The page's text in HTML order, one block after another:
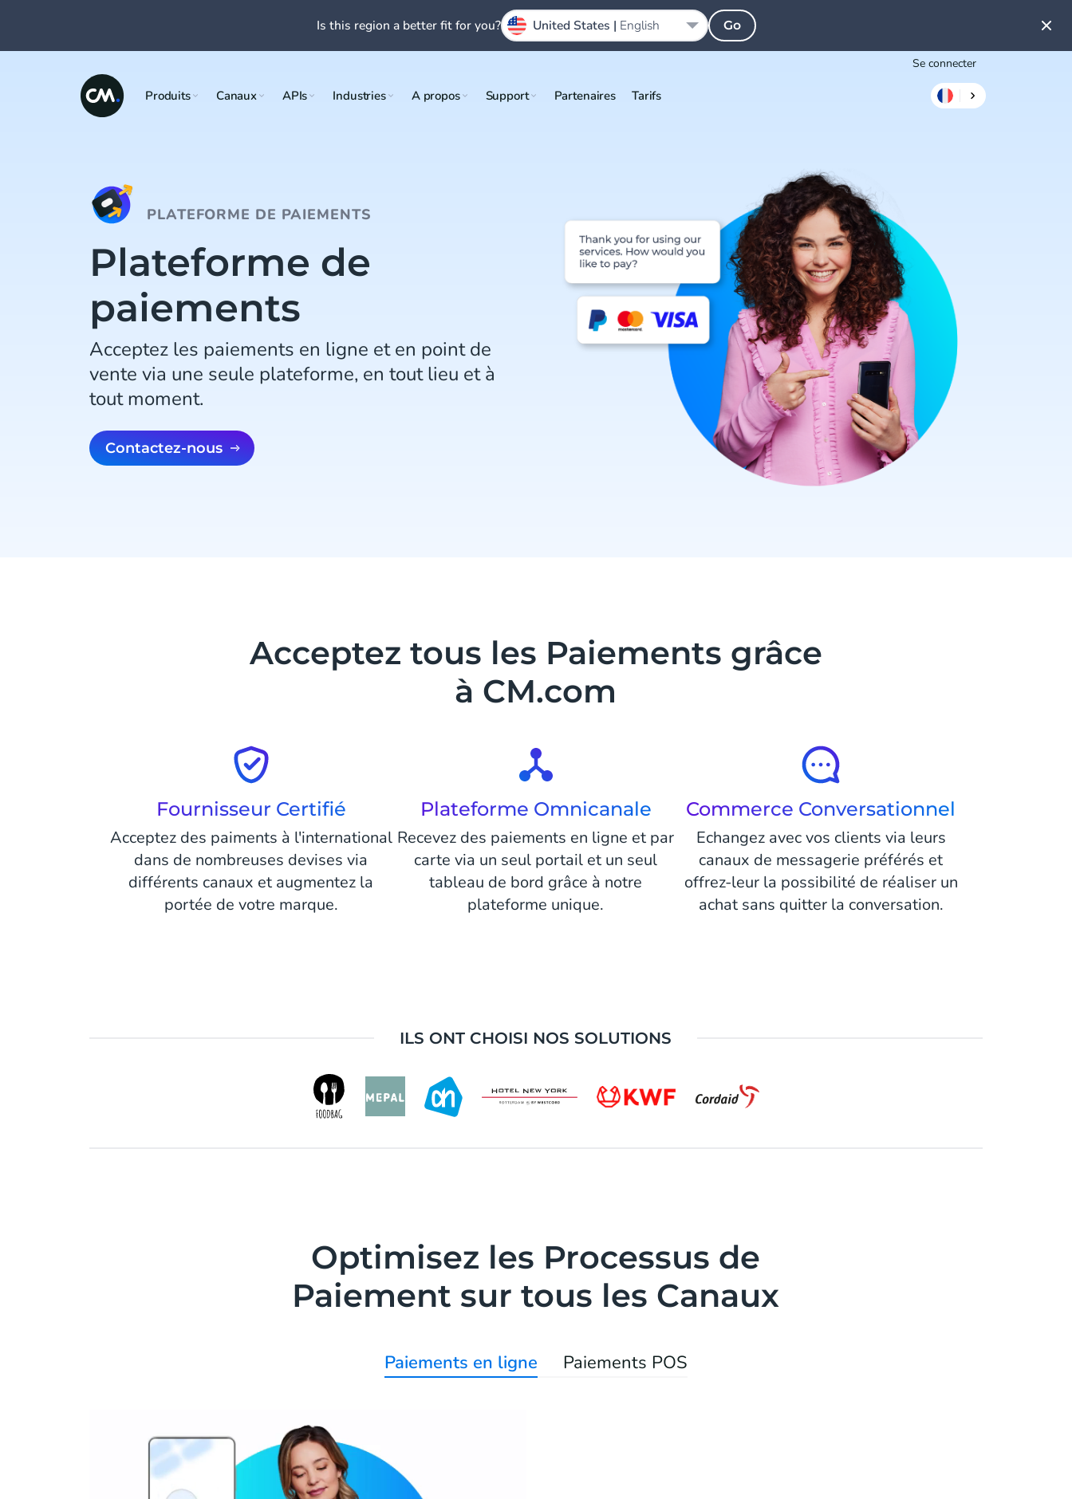
Se connecter
Produits Canaux APIs Industries A propos Support Partenaires Tarifs
PLATEFORME DE PAIEMENTS
Plateforme de
paiements
Acceptez les paiements en ligne et en point de
vente via une seule plateforme, en tout lieu et à
tout moment.
Contactez-nous
Acceptez tous les Paiements grâce
à CM.com
Fournisseur Certifié
Acceptez des paiments à l'international
dans de nombreuses devises via
différents canaux et augmentez la
portée de votre marque.
Plateforme Omnicanale
Recevez des paiements en ligne et par
carte via un seul portail et un seul
tableau de bord grâce à notre
plateforme unique.
Commerce Conversationnel
Echangez avec vos clients via leurs
canaux de messagerie préférés et
offrez-leur la possibilité de réaliser un
achat sans quitter la conversation.
ILS ONT CHOISI NOS SOLUTIONS
Optimisez les Processus de
Paiement sur tous les Canaux
Paiements en ligne Paiements POS
Is this region a better fit for you? United States | English Go